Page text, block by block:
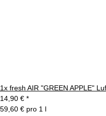
1x fresh AIR "GREEN APPLE"
14,90 € *
59,60 € pro 1 l